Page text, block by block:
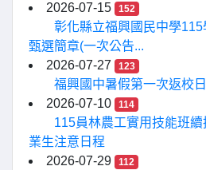
2026-07-15
152
彰化縣立福興國民中學
甄選簡章(一次公告...
2026-07-27
123
福興國中暑假第一次返校
2026-07-10
114
115員林農工實用技能班
業生注意日程
2026-07-29
112